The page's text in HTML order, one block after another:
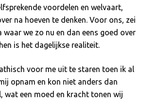
voordelen en welvaart,
na hoeven te denken. Voor ons, zei
waar we zo nu en dan eens goed over
is het dagelijkse realiteit.
voor me uit te staren toen ik al
opnam en kon niet anders dan
wat een moed en kracht tonen wij